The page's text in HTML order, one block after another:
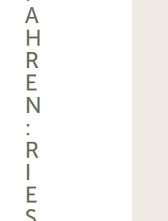
A
H
R
E
N
:
R
I
E